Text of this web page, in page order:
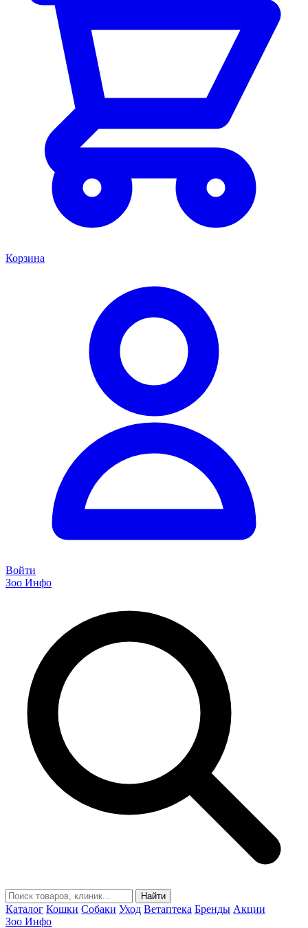
Корзина
Войти
Зоо Инфо
Найти
Каталог Кошки Собаки Уход Ветаптека Бренды Акции
Зоо Инфо